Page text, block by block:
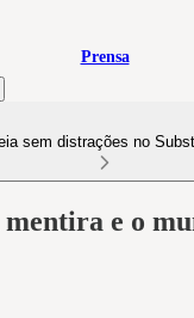
Prensa
sem distrações no
e o